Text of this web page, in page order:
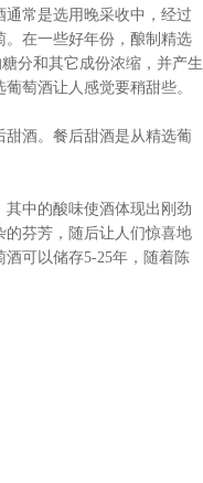
常是选用晚采收中，经过
在一些好年份，酿制精选
分和其它成份浓缩，并产生
萄酒让人感觉要稍甜些。
酒。餐后甜酒是从精选葡
中的酸味使酒体现出刚劲
芬芳，随后让人们惊喜地
可以储存5-25年，随着陈